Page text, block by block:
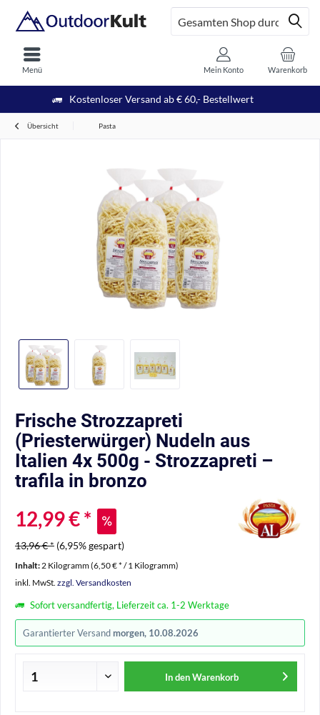
Kostenloser Versand ab € 60,- Bestellwert
Menü Warenkorb
Mein Konto
Übersicht Pasta
Frische Strozzapreti
(Priesterwürger) Nudeln aus
Italien 4x 500g - Strozzapreti –
trafila in bronzo
12,99 € *
13,96 € * (6,95% gespart)
Inhalt:2 Kilogramm (6,50 € * / 1 Kilogramm)
inkl. MwSt. zzgl. Versandkosten
Sofort versandfertig, Lieferzeit ca. 1-2 Werktage
Garantierter Versand morgen, 10.08.2026
In den Warenkorb